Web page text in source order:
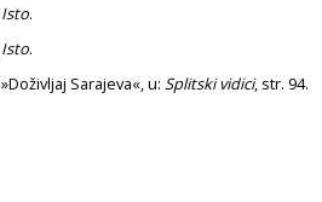
Isto.
Isto.
»Doživljaj Sarajeva«, u: Splitski vidici, str. 94.